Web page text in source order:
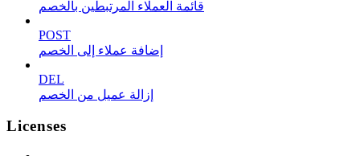
قائمة العملاء المرتبطين بالخصم
POST
إضافة عملاء إلى الخصم
DEL
إزالة عميل من الخصم
Licenses